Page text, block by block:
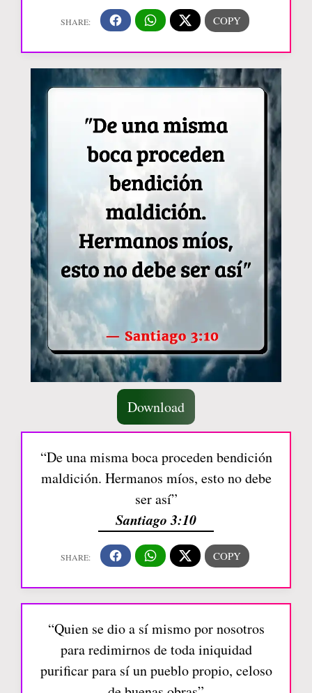
Download
“De una misma boca proceden bendición
maldición. Hermanos míos, esto no debe
ser así”
Santiago 3:10
“Quien se dio a sí mismo por nosotros
para redimirnos de toda iniquidad
purificar para sí un pueblo propio, celoso